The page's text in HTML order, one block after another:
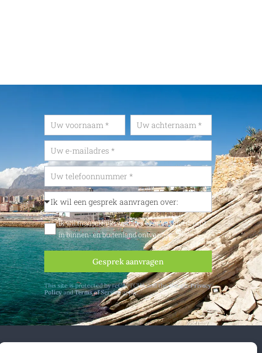
Ik wil maandelijks updates over vastgoedrecht
in binnen- en buitenland ontvangen
Gesprek aanvragen
This site is protected by reCAPTCHA and the GooglePrivacy
PolicyandTerms of Serviceapply.